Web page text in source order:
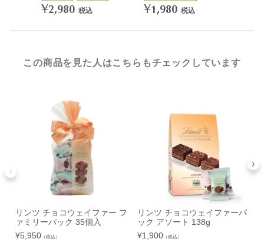
¥2,980 税込 ¥1,980 税込
この商品を見た人はこちらもチェックしています
リンツ チョコウェイファー フ
ァミリーパック 35個入
¥5,950（税込）
リンツ チョコウェイファーパ
ック アソート 138g
¥1,900（税込）